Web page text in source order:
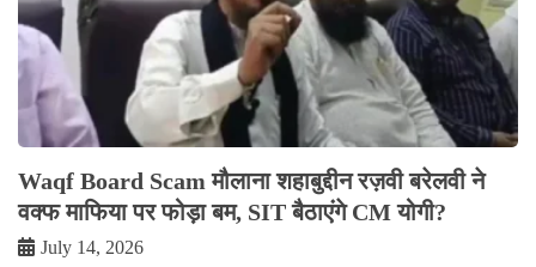
Waqf Board Scam मौलाना शहाबुद्दीन रज़वी बरेलवी ने
वक्फ माफिया पर फोड़ा बम, SIT बैठाएंगे CM योगी?
July 14, 2026